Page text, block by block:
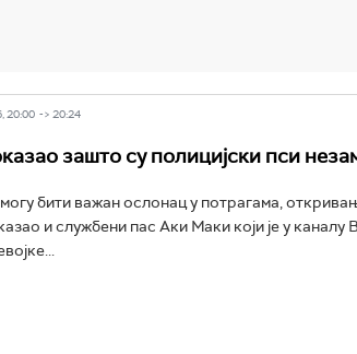
20:00 -> 20:24
зашто су полицијски пси
бити важан ослонац у потрагама,
и службени пас Аки Маки који је у